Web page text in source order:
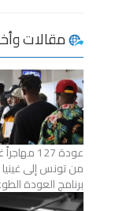
مقالات
عودة 127
من تونس إلى
برنامج العودة